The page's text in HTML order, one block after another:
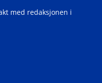
med redaksjonen i